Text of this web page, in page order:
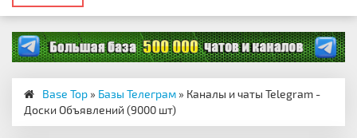
navigation
Base Top » Базы Телеграм » Каналы и чаты Telegram -
Доски Объявлений (9000 шт)